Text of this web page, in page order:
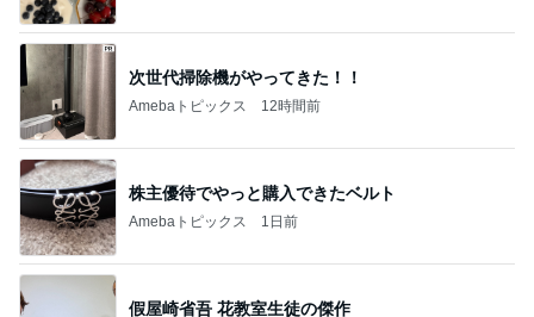
次世代掃除機がやってきた！！
Amebaトピックス 12時間前
株主優待でやっと購入できたベルト
Amebaトピックス 1日前
假屋崎省吾 花教室生徒の傑作